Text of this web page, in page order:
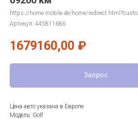
https://home.mobile.de/home/
Артикул: 445811686
1679160,00 ₽
Запрос
Цена авто указана в Европе
Модель: Golf